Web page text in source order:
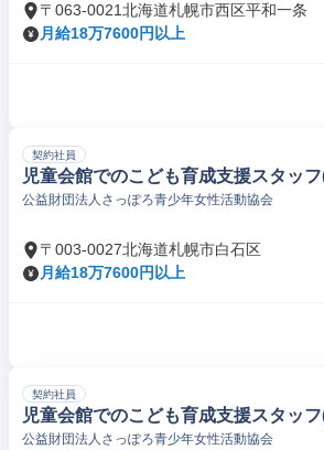
〒063-0021北海道札幌市西区平和一条
月給18万7600円以上
契約社員
児童会館でのこども育成支援スタッ
公益財団法人さっぽろ青少年女性活動協会
〒003-0027北海道札幌市白石区
月給18万7600円以上
契約社員
児童会館でのこども育成支援スタッ
公益財団法人さっぽろ青少年女性活動協会